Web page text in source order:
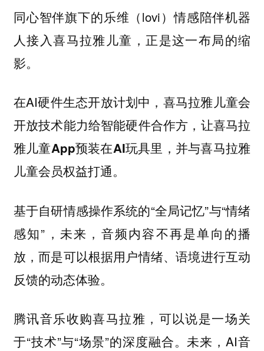
同心智伴旗下的乐维（lovi）情感陪伴机器
人接入喜马拉雅儿童，正是这一布局的缩
影。
在AI硬件生态开放计划中， 喜马拉雅儿童会
开放技术能力给智能硬件合作方，让喜马拉
雅儿童App预装在AI玩具里，并与喜马拉雅
儿童会员权益打通。
基于自研情感操作系统的“全局记忆”与“情绪
感知”，未来，音频内容不再是单向的播
放，而是可以根据用户情绪、语境进行互动
反馈的动态体验。
腾讯音乐收购喜马拉雅，可以说是一场关
于“技术”与“场景”的深度融合。未来，AI音